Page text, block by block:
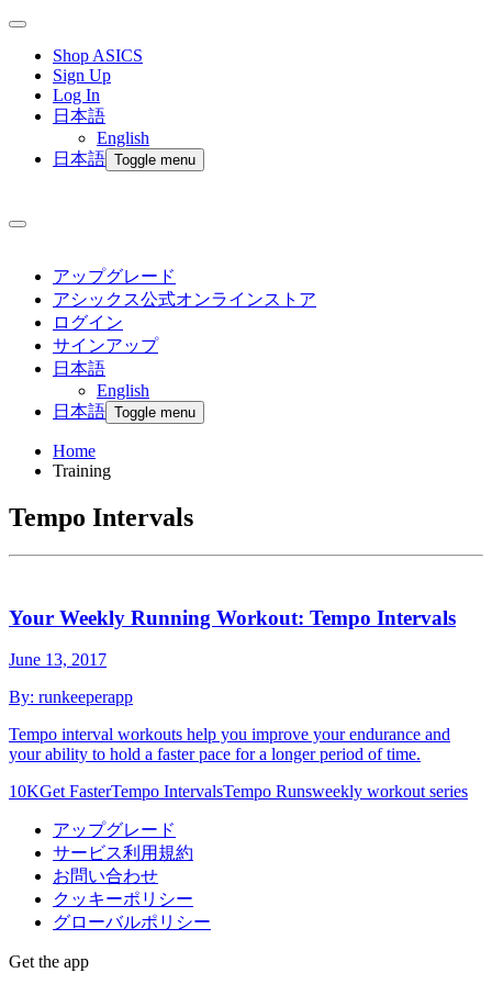
Shop ASICS
Sign Up
Log In
日本語
English
日本語 Toggle menu
アップグレード
アシックス公式オンラインストア
ログイン
サインアップ
日本語
English
日本語 Toggle menu
Home
Training
Tempo Intervals
Your Weekly Running Workout: Tempo Intervals
June 13, 2017
By: runkeeperapp
Tempo interval workouts help you improve your endurance and
your ability to hold a faster pace for a longer period of time.
10KGet FasterTempo IntervalsTempo Runsweekly workout series
アップグレード
サービス利用規約
お問い合わせ
クッキーポリシー
グローバルポリシー
Get the app